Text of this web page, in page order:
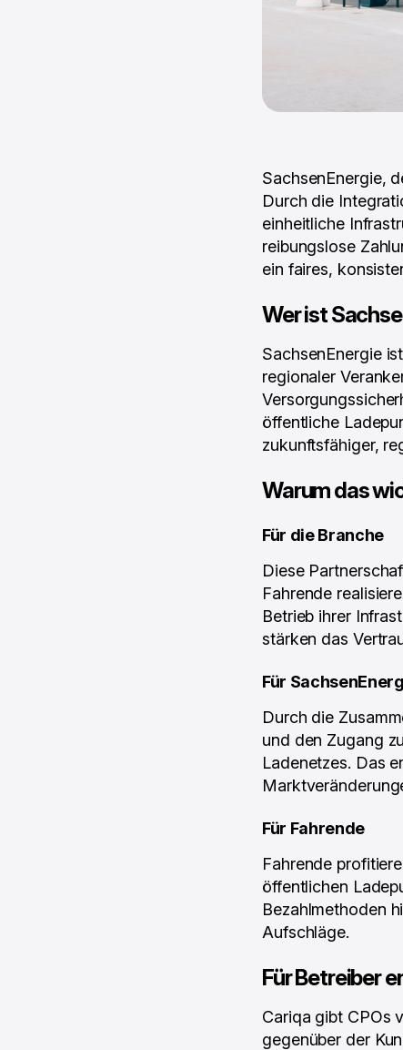
SachsenEnergie,
Durch die
einheitliche
reibungslose
ein faires,
Wer ist
SachsenEnergie
regionaler
öffentliche
zukunftsfähiger,
Warum das
Für die Branche
Diese
Fahrende
Betrieb ihrer
stärken das
Für
Durch die
und den Zugang
Ladenetzes. Das
Für Fahrende
Fahrende
öffentlichen
Bezahlmethoden
Aufschläge.
Für Betreiber
Cariqa gibt CPOs
gegenüber der